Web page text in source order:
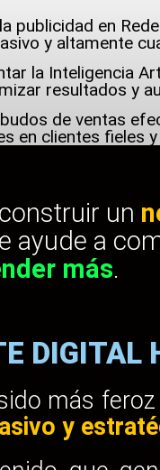
publicidad en
y altamente
la Inteligencia
resultados y
de ventas
en clientes fieles
un
ayude a
más.
DIGITAL
más
y